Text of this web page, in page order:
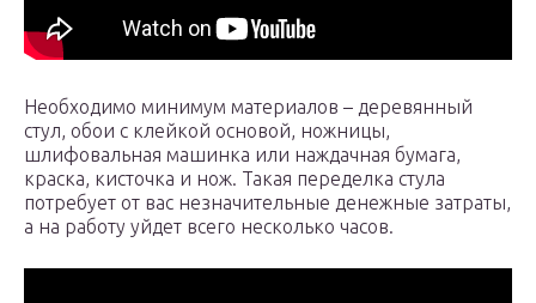
Необходимо минимум материалов – деревянный
стул, обои с клейкой основой, ножницы,
шлифовальная машинка или наждачная бумага,
краска, кисточка и нож. Такая переделка стула
потребует от вас незначительные денежные затраты,
а на работу уйдет всего несколько часов.